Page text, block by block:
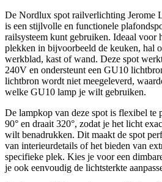
De Nordlux spot railverlichting
is een stijlvolle en functionele
railsysteem kunt gebruiken. Ideaal voor
plekken in bijvoorbeeld de keuken, hal
werkblad, kast of wand. Deze spot
240V en ondersteunt een GU10
lichtbron wordt niet meegeleverd,
welke GU10 lamp je wilt gebruiken.
De lampkop van deze spot is flexibel te
90° en draait 320°, zodat je het licht
wilt benadrukken. Dit maakt de spot
van interieurdetails of het bieden van
specifieke plek. Kies je voor een
je ook eenvoudig de lichtsterkte